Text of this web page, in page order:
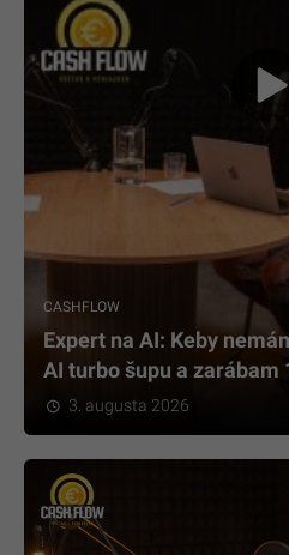
CASHFLOW
Expert na AI: Keby
AI turbo šupu a zarábam
3. augusta 2026